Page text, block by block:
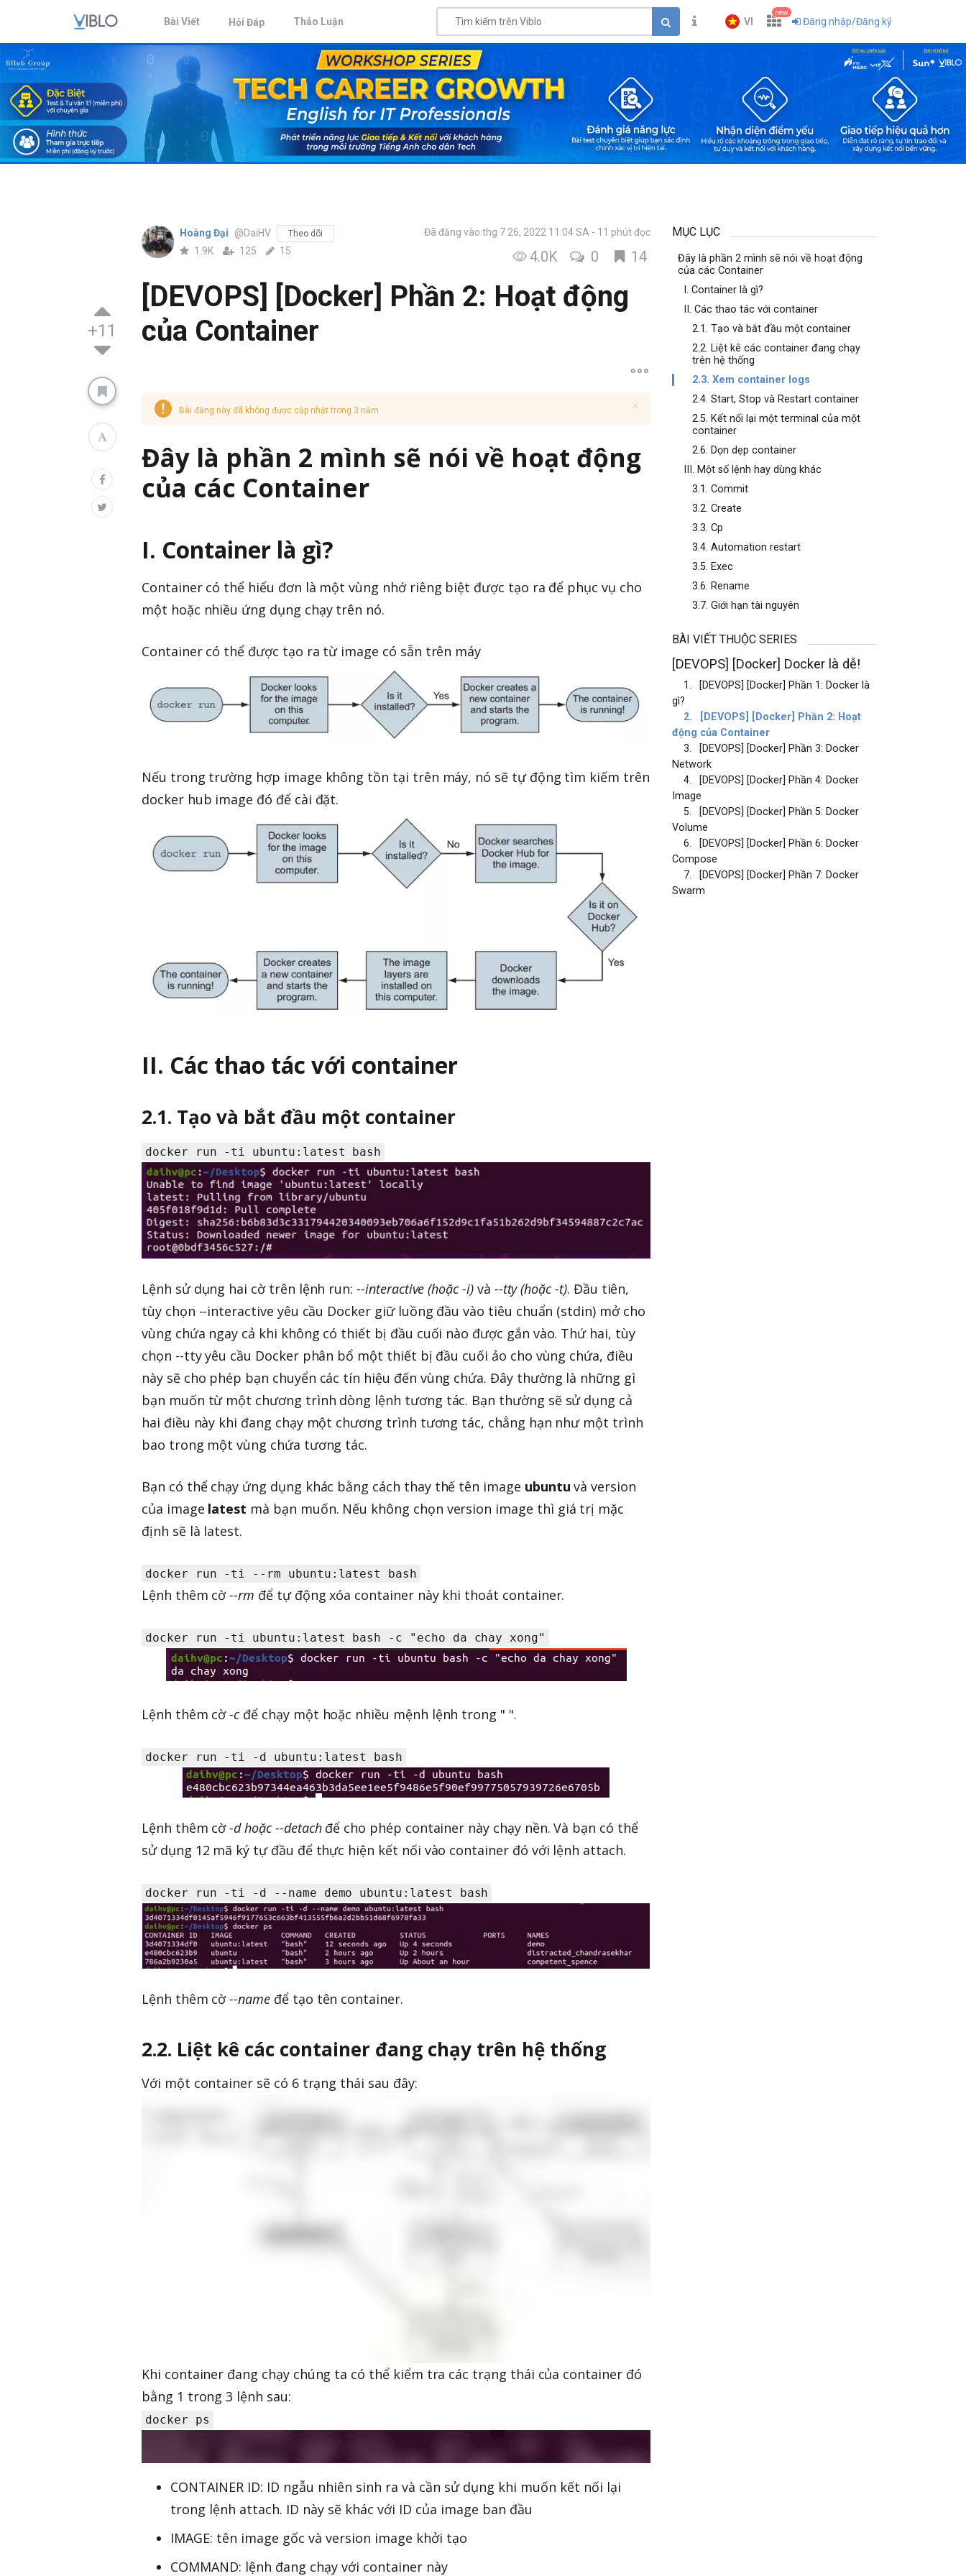
Bài Viết Hỏi Đáp Thảo Luận VI
new
Đăng nhập/Đăng ký
+11
Hoàng Đại @DaiHV Theo dõi
1.9K 125 15
Đã đăng vào thg 7 26, 2022 11:04 SA 11 phút đọc
4.0K 0 14
[DEVOPS] [Docker] Phần 2: Hoạt động
của Container
Bài đăng này đã không được cập nhật trong 3 năm
Đây là phần 2 mình sẽ nói về hoạt động
của các Container
I. Container là gì?
Container có thể hiểu đơn là một vùng nhớ riêng biệt được tạo ra để phục vụ cho
một hoặc nhiều ứng dụng chạy trên nó.
Container có thể được tạo ra từ image có sẵn trên máy
Nếu trong trường hợp image không tồn tại trên máy, nó sẽ tự động tìm kiếm trên
docker hub image đó để cài đặt.
II. Các thao tác với container
2.1. Tạo và bắt đầu một container
docker run -ti ubuntu:latest bash
Lệnh sử dụng hai cờ trên lệnh run:--interactive (hoặc -i)và --tty (hoặc -t). Đầu tiên,
tùy chọn --interactive yêu cầu Docker giữ luồng đầu vào tiêu chuẩn (stdin) mở cho
vùng chứa ngay cả khi không có thiết bị đầu cuối nào được gắn vào. Thứ hai, tùy
chọn --tty yêu cầu Docker phân bổ một thiết bị đầu cuối ảo cho vùng chứa, điều
này sẽ cho phép bạn chuyển các tín hiệu đến vùng chứa. Đây thường là những gì
bạn muốn từ một chương trình dòng lệnh tương tác. Bạn thường sẽ sử dụng cả
hai điều này khi đang chạy một chương trình tương tác, chẳng hạn như một trình
bao trong một vùng chứa tương tác.
Bạn có thể chạy ứng dụng khác bằng cách thay thế tên image ubuntu và version
của image latest mà bạn muốn. Nếu không chọn version image thì giá trị mặc
định sẽ là latest.
docker run -ti --rm ubuntu:latest bash
Lệnh thêm cờ--rm để tự động xóa container này khi thoát container.
docker run -ti ubuntu:latest bash -c "echo da chay xong"
Lệnh thêm cờ-cđể chạy một hoặc nhiều mệnh lệnh trong " ".
docker run -ti -d ubuntu:latest bash
Lệnh thêm cờ-d hoặc --detachđể cho phép container này chạy nền. Và bạn có thể
sử dụng 12 mã ký tự đầu để thực hiện kết nối vào container đó với lệnh attach.
docker run -ti -d --name demo ubuntu:latest bash
Lệnh thêm cờ--name để tạo tên container.
2.2. Liệt kê các container đang chạy trên hệ thống
Với một container sẽ có 6 trạng thái sau đây:
Khi container đang chạy chúng ta có thể kiểm tra các trạng thái của container đó
bằng 1 trong 3 lệnh sau:
docker ps
CONTAINER ID: ID ngẫu nhiên sinh ra và cần sử dụng khi muốn kết nối lại
trong lệnh attach. ID này sẽ khác với ID của image ban đầu
IMAGE: tên image gốc và version image khởi tạo
COMMAND: lệnh đang chạy với container này
MỤC LỤC
Đây là phần 2 mình sẽ nói về hoạt động
của các Container
I. Container là gì?
II. Các thao tác với container
2.1. Tạo và bắt đầu một container
2.2. Liệt kê các container đang chạy
trên hệ thống
2.3. Xem container logs
2.4. Start, Stop và Restart container
2.5. Kết nối lại một terminal của một
container
2.6. Dọn dẹp container
III. Một số lệnh hay dùng khác
3.1. Commit
3.2. Create
3.3. Cp
3.4. Automation restart
3.5. Exec
3.6. Rename
3.7. Giới hạn tài nguyên
BÀI VIẾT THUỘC SERIES
[DEVOPS] [Docker] Docker là dễ!
1.
[DEVOPS] [Docker] Phần 1: Docker là
gì?
2.
[DEVOPS] [Docker] Phần 2: Hoạt
động của Container
3.
[DEVOPS] [Docker] Phần 3: Docker
Network
4.
[DEVOPS] [Docker] Phần 4: Docker
Image
5.
[DEVOPS] [Docker] Phần 5: Docker
Volume
6.
[DEVOPS] [Docker] Phần 6: Docker
Compose
7.
[DEVOPS] [Docker] Phần 7: Docker
Swarm